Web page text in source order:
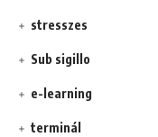
stresszes
Sub sigillo
e-learning
terminál